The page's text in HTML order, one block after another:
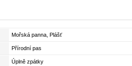
Mořská panna, Plášť
Přírodní pas
Úplně zpátky